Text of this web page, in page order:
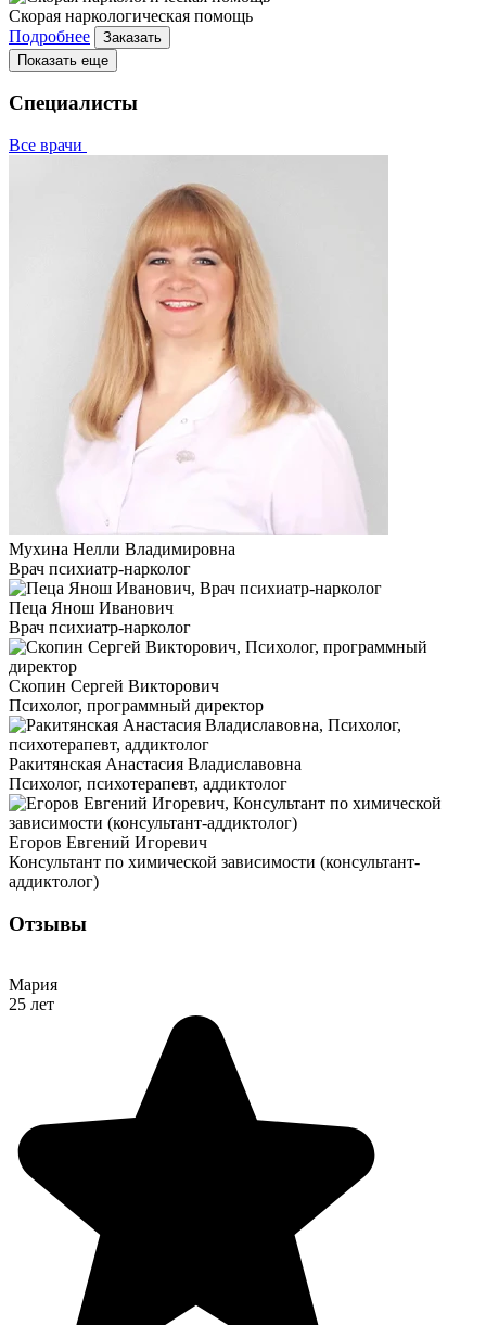
Скорая наркологическая помощь
Подробнее
Заказать
Показать еще
Специалисты
Все врачи
Мухина Нелли Владимировна
Врач психиатр-нарколог
Пеца Янош Иванович
Врач психиатр-нарколог
Скопин Сергей Викторович
Психолог, программный директор
Ракитянская Анастасия Владиславовна
Психолог, психотерапевт, аддиктолог
Егоров Евгений Игоревич
Консультант по химической зависимости (консультант-
аддиктолог)
Отзывы
Мария
25 лет